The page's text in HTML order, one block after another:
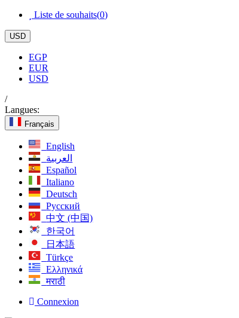
Liste de souhaits(0)
USD
EGP
EUR
USD
/
Langues:
Français
English
العربية
Español
Italiano
Deutsch
Русский
中文 (中国)
한국어
日本語
Türkçe
Ελληνικά
मराठी
Connexion